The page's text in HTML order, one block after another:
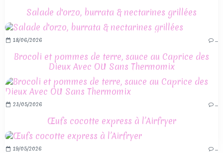
Salade d'orzo, burrata & nectarines grillées
18/06/2026 …
Brocoli et pommes de terre, sauce au Caprice des
Dieux Avec OU Sans Thermomix
23/05/2026 …
Œufs cocotte express à l’Airfryer
19/05/2026 …